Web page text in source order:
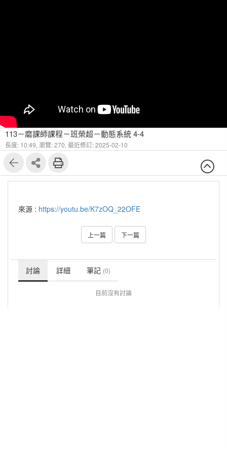
113－磨課師課程－班榮超－動態系統 4-4
長度: 10:49, 瀏覽: 270, 最近修訂: 2025-02-10
來源 : https://youtu.be/K7zOQ_22OFE
上一篇 下一篇
討論 詳細 筆記 (0)
目前沒有討論